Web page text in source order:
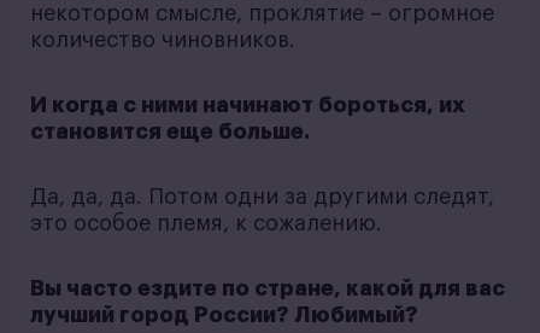
некотором смысле, проклятие – огромное
количество чиновников.
И когда с ними начинают бороться, их
становится еще больше.
Да, да, да. Потом одни за другими следят,
это особое племя, к сожалению.
Вы часто ездите по стране, какой для вас
лучший город России? Любимый?